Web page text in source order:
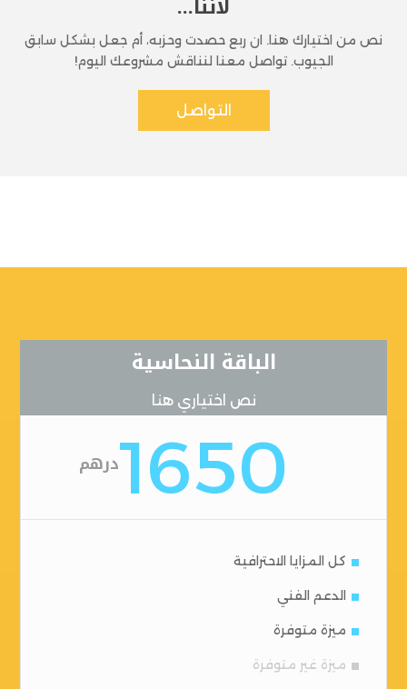
نص من اختيارك هنا. ان ربع حصدت وحزبه، أم جعل بشكل سابق
الجيوب. تواصل معنا لنناقش مشروعك اليوم!
التواصل
الباقة النحاسية
نص اختياري هنا
1650درهم
كل المزايا الاحترافية
الدعم الفني
ميزة متوفرة
ميزة غير متوفرة